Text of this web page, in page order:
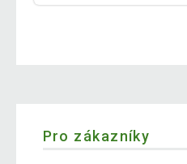
Pro zákazníky